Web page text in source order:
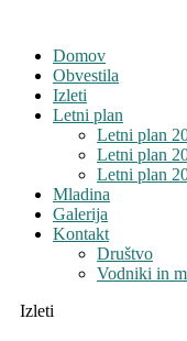
Domov
Obvestila
Izleti
Letni plan
Letni plan
Letni plan
Letni plan
Mladina
Galerija
Kontakt
Društvo
Vodniki in
Izleti